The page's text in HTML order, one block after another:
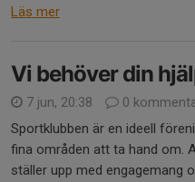
Läs mer
Vi behöver din
7 jun, 20:38
0
Sportklubben är en ideell
fina områden att ta hand om.
ställer upp med engagemang